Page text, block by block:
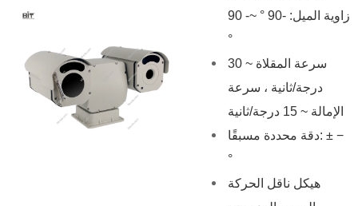
زاوية الميل: -90 ° ~- 90
°
سرعة المقلاة ~ 30
درجة/ثانية ، سرعة
الإمالة ~ 15 درجة/ثانية
دقة محددة مسبقًا: ± −
°
هيكل ناقل الحركة